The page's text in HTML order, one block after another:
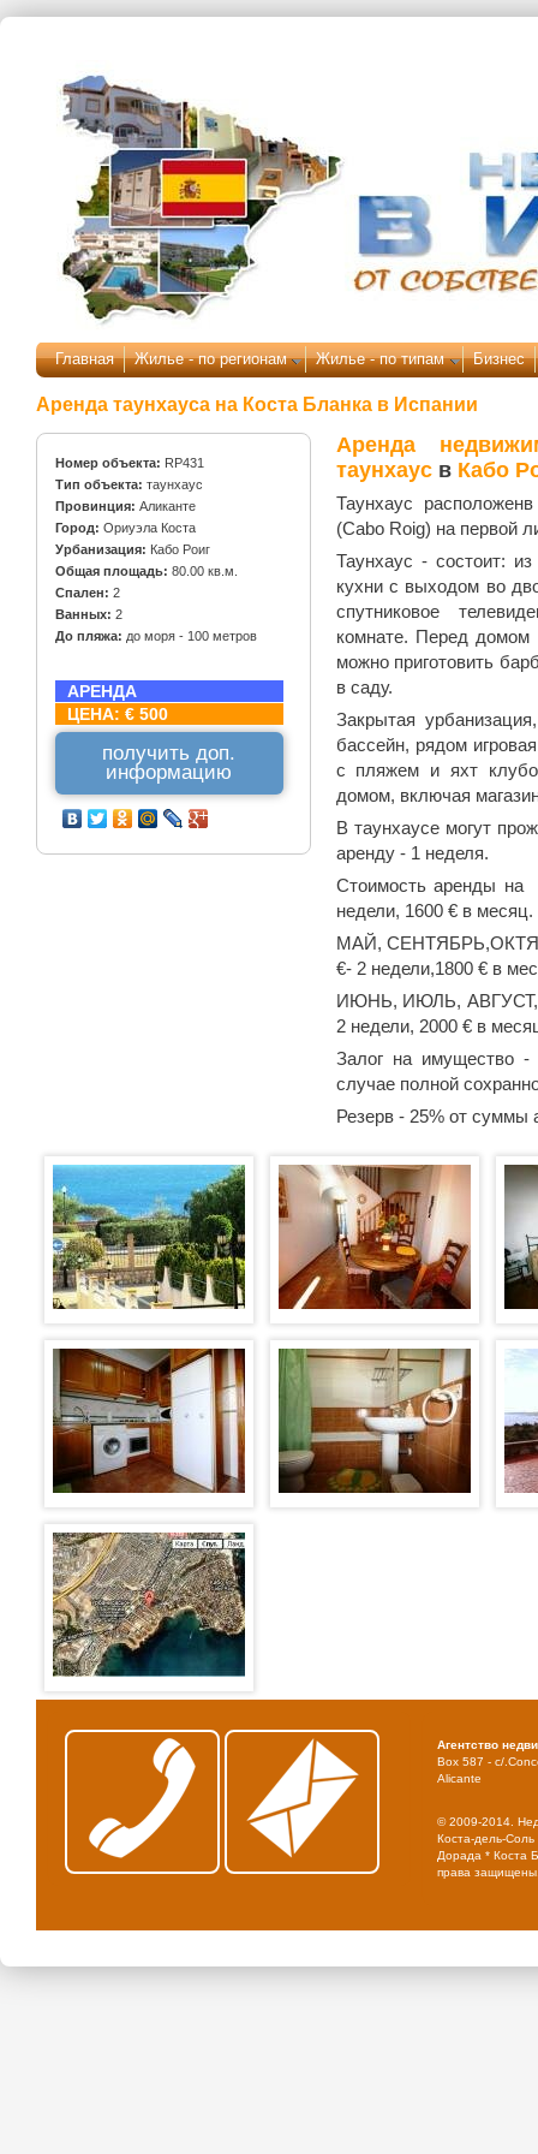
Перейти к основному содержанию
Главная Жилье - по регионам Жилье - по типам Бизнес
Аренда таунхауса на Коста Бланка в Испании
Номер объекта: RP431
Тип объекта: таунхаус
Провинция: Аликанте
Город: Ориуэла Коста
Урбанизация: Кабо Роиг
Общая площадь: 80.00 кв.м.
Спален: 2
Ванных: 2
До пляжа: до моря - 100 метров
АРЕНДА
ЦЕНА: € 500
получить доп.
информацию
Аренда
таунхаусв Кабо
Таунхаус
(Cabo Roig) на первой
Таунхаус - состоит:
кухни с выходом во
спутниковое
комнате. Перед домом
можно приготовить
в саду.
Закрытая
бассейн, рядом
с пляжем и яхт
домом, включая
В таунхаусе могут
аренду - 1 неделя.
Стоимость аренды
недели, 1600 € в месяц.
МАЙ,
€- 2 недели,1800 € в
ИЮНЬ, ИЮЛЬ, АВГУСТ,
2 недели, 2000 € в
Залог на имущество
случае полной
Резерв - 25% от суммы
Агентство
Box 587 - c/
Alicante
© 2009-2014.
Коста-дель-
Дорада * Коста
права